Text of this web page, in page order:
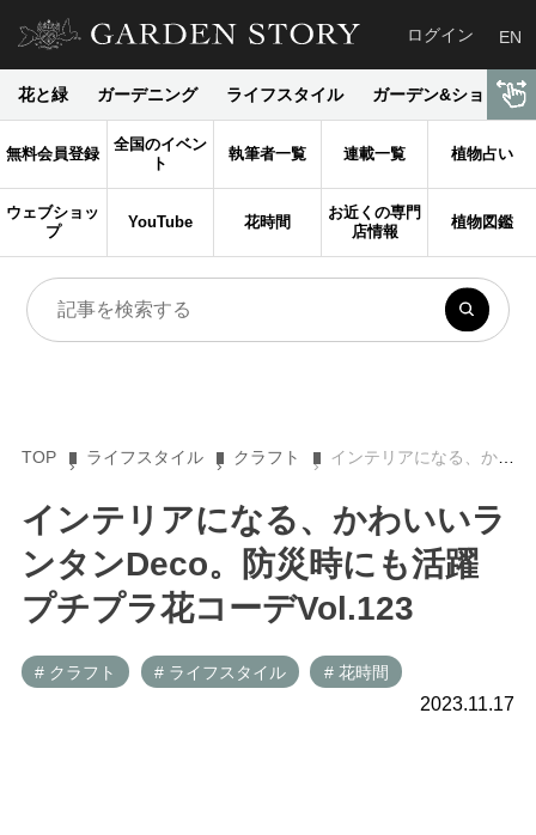
ログイン EN
花と緑 ガーデニング ライフスタイル ガーデン&ショップ
無料会員登録
全国のイベン
ト
執筆者一覧 連載一覧 植物占い
ウェブショッ
プ
YouTube 花時間
お近くの専門
店情報
植物図鑑
TOP ライフスタイル クラフト インテリアになる、かわいいランタンDeco。防災時にも活躍 プチプラ花コーデVol.123
インテリアになる、かわいいラ
ンタンDeco。防災時にも活躍
プチプラ花コーデVol.123
# クラフト # ライフスタイル # 花時間
2023.11.17